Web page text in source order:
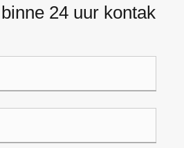
24 uur kontak